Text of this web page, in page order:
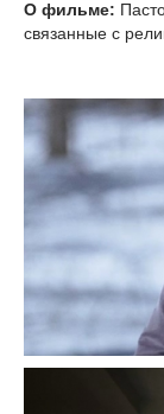
О фильме:
связанные с